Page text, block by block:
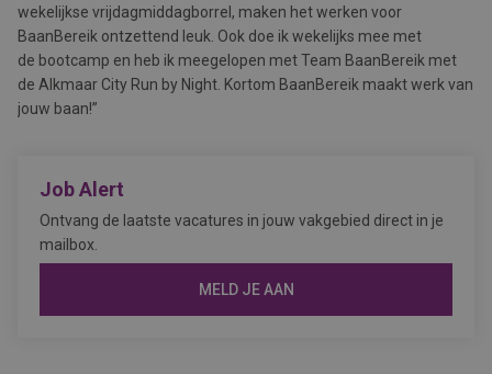
wekelijkse vrijdagmiddagborrel, maken het werken voor
BaanBereik ontzettend leuk. Ook doe ik wekelijks mee met
de bootcamp en heb ik meegelopen met Team BaanBereik met
de Alkmaar City Run by Night. Kortom BaanBereik maakt werk van
jouw baan!”
Job Alert
Ontvang de laatste vacatures in jouw vakgebied direct in je
mailbox.
MELD JE AAN